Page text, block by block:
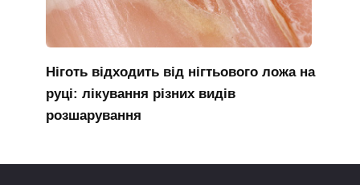
Ніготь відходить від нігтьового ложа на
руці: лікування різних видів
розшарування